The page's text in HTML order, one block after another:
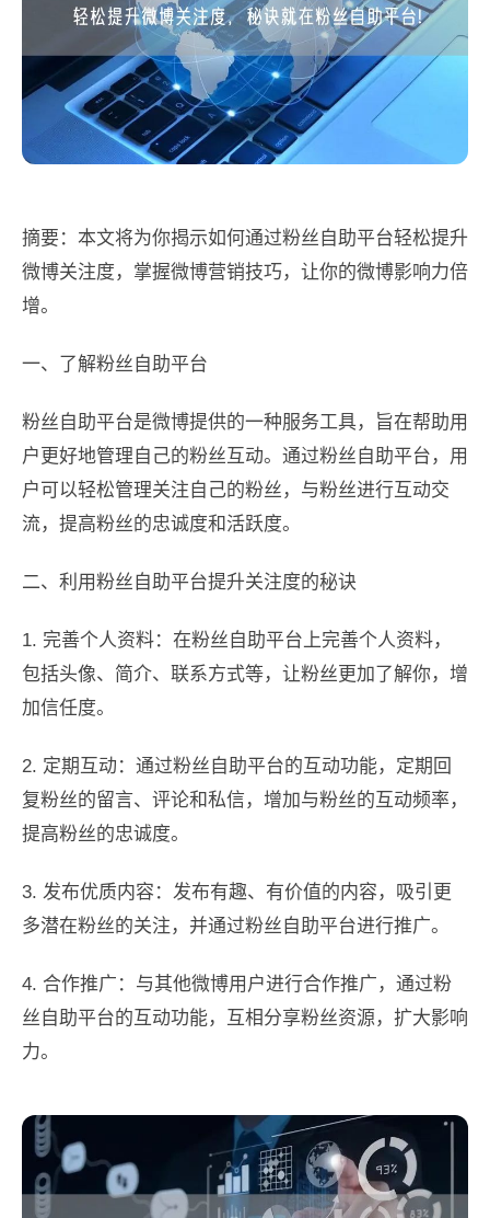
摘要：本文将为你揭示如何通过粉丝自助平台轻松提升
微博关注度，掌握微博营销技巧，让你的微博影响力倍
增。
一、了解粉丝自助平台
粉丝自助平台是微博提供的一种服务工具，旨在帮助用
户更好地管理自己的粉丝互动。通过粉丝自助平台，用
户可以轻松管理关注自己的粉丝，与粉丝进行互动交
流，提高粉丝的忠诚度和活跃度。
二、利用粉丝自助平台提升关注度的秘诀
1. 完善个人资料：在粉丝自助平台上完善个人资料，
包括头像、简介、联系方式等，让粉丝更加了解你，增
加信任度。
2. 定期互动：通过粉丝自助平台的互动功能，定期回
复粉丝的留言、评论和私信，增加与粉丝的互动频率，
提高粉丝的忠诚度。
3. 发布优质内容：发布有趣、有价值的内容，吸引更
多潜在粉丝的关注，并通过粉丝自助平台进行推广。
4. 合作推广：与其他微博用户进行合作推广，通过粉
丝自助平台的互动功能，互相分享粉丝资源，扩大影响
力。